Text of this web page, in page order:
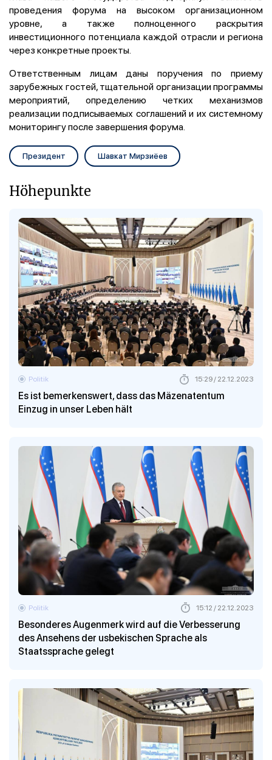
проведения форума на высоком организационном
уровне, а также полноценного раскрытия
инвестиционного потенциала каждой отрасли и региона
через конкретные проекты.
Ответственным лицам даны поручения по приему
зарубежных гостей, тщательной организации программы
мероприятий, определению четких механизмов
реализации подписываемых соглашений и их системному
мониторингу после завершения форума.
Президент Шавкат Мирзиёев
Höhepunkte
Es ist bemerkenswert, dass das Mäzenatentum
Einzug in unser Leben hält
Politik 15:29 / 22.12.2023
Besonderes Augenmerk wird auf die Verbesserung
des Ansehens der usbekischen Sprache als
Staatssprache gelegt
Politik 15:12 / 22.12.2023